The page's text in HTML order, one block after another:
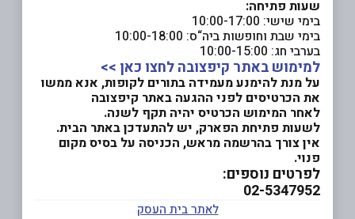
שעות פתיחה:
בימי שישי: 10:00-17:00
בימי שבת וחופשות ביה“ס: 10:00-18:00
בערבי חג: 10:00-15:00
למימוש באתר קיפצובה לחצו כאן >>
על מנת להימנע מעמידה בתורים לקופות, אנא ממשו
את הכרטיסים לפני ההגעה באתר קיפצובה
לאחר המימוש הכרטיס יהיה תקף לשנה.
לשעות פתיחת הפארק, יש להתעדכן באתר הבית.
אין צורך בהרשמה מראש, הכניסה על בסיס מקום
פנוי.
לפרטים נוספים:
02-5347952
לאתר בית העסק